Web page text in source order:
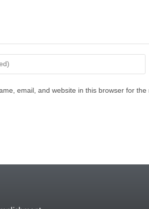
email, and website in this browser for the